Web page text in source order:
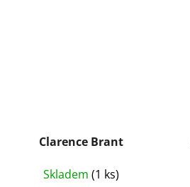
Clarence Brant
Skladem (1 ks)